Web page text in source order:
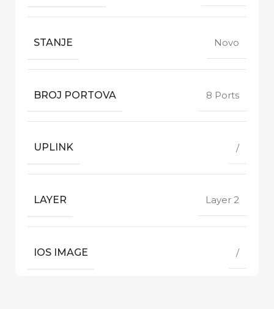
STANJE Novo
BROJ PORTOVA 8 Ports
UPLINK /
LAYER Layer 2
IOS IMAGE /